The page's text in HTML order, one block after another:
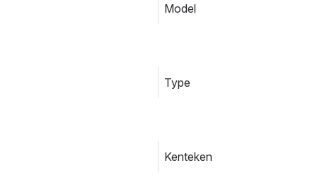
Model
Type
Kenteken